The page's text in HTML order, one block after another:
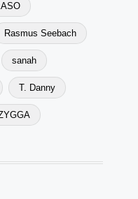
Rasmus Seebach
sanah
T. Danny